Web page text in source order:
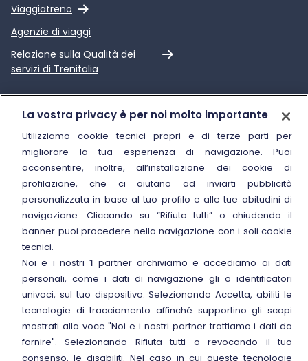
Viaggiatreno
Link esterno
Agenzie di viaggi
Relazione sulla Qualità dei
servizi di Trenitalia
Link esterno
Chi siamo
Sostenibilità
Trenitalia for Business
Manuale di Conservazione
Link esterno
Carriere
Link esterno
La Freccia Mag
Link esterno
Noleggia un treno charter
Viaggi di gruppo
La vostra privacy è per noi molto importante
Utilizziamo cookie tecnici propri e di terze parti per
migliorare la tua esperienza di navigazione. Puoi
acconsentire, inoltre, all’installazione dei cookie di
profilazione, che ci aiutano ad inviarti pubblicità
personalizzata in base al tuo profilo e alle tue abitudini di
navigazione. Cliccando su “Rifiuta tutti” o chiudendo il
banner puoi procedere nella navigazione con i soli cookie
tecnici.
Noi e i nostri1 partner archiviamo e accediamo ai dati
personali, come i dati di navigazione gli o identificatori
univoci, sul tuo dispositivo. Selezionando Accetta, abiliti le
tecnologie di tracciamento affinché supportino gli scopi
mostrati alla voce "Noi e i nostri partner trattiamo i dati da
fornire". Selezionando Rifiuta tutti o revocando il tuo
consenso, le disabiliti. Nel caso in cui queste tecnologie